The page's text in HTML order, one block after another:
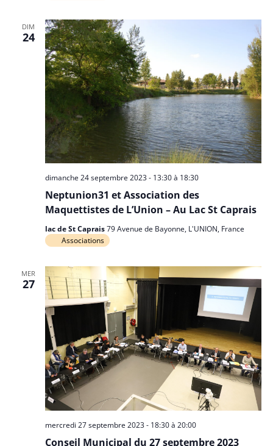
DIM
24
Neptunion31 et Association des
Maquettistes de L’Union – Au Lac St Caprais
dimanche 24 septembre 2023 - 13:30à 18:30
lac de St Caprais79 Avenue de Bayonne, L'UNION, France
Associations
MER
27
Conseil Municipal du 27 septembre 2023
mercredi 27 septembre 2023 - 18:30à 20:00